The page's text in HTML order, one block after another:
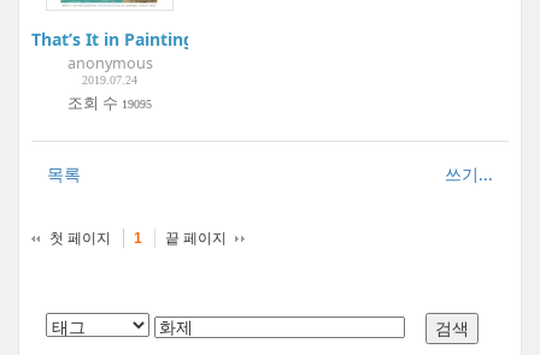
That’s It in Paintings like “Needle and Thread”! | Weekly
anonymous
2019.07.24
조회 수 19095
쓰기...
목록
첫 페이지 1 끝 페이지